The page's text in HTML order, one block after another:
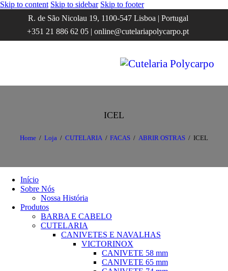
Skip to content Skip to sidebar Skip to footer
R. de São Nicolau 19, 1100-547 Lisboa | Portugal
+351 21 886 62 05 | online@cutelariapolycarpo.pt
ICEL
Home Loja CUTELARIA FACAS ABRIR OSTRAS ICEL
Início
Sobre Nós
Nossa História
Produtos
BARBA E CABELO
CUTELARIA
CANIVETES E NAVALHAS
VICTORINOX
CANIVETE 58 mm
CANIVETE 65 mm